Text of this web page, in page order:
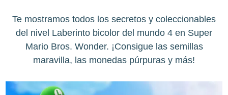
Te mostramos todos los secretos y coleccionables
del nivel Laberinto bicolor del mundo 4 en Super
Mario Bros. Wonder. ¡Consigue las semillas
maravilla, las monedas púrpuras y más!